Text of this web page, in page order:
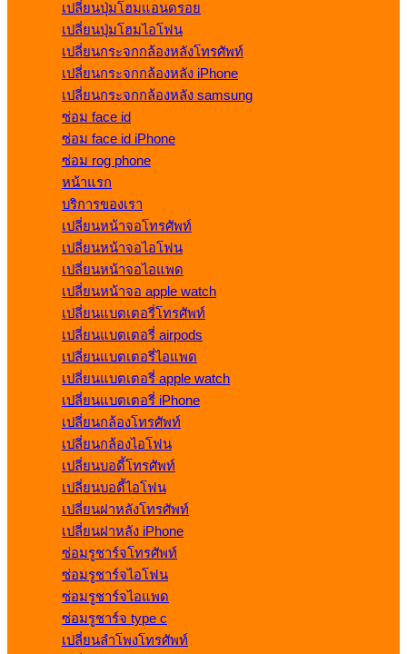
เปลี่ยนปุ่มโฮมแอนดรอย
เปลี่ยนปุ่มโฮมไอโฟน
เปลี่ยนกระจกกล้องหลังโทรศัพท์
เปลี่ยนกระจกกล้องหลัง iPhone
เปลี่ยนกระจกกล้องหลัง samsung
ซ่อม face id
ซ่อม face id iPhone
ซ่อม rog phone
หน้าแรก
บริการของเรา
เปลี่ยนหน้าจอโทรศัพท์
เปลี่ยนหน้าจอไอโฟน
เปลี่ยนหน้าจอไอแพด
เปลี่ยนหน้าจอ apple watch
เปลี่ยนแบตเตอรี่โทรศัพท์
เปลี่ยนแบตเตอรี่ airpods
เปลี่ยนแบตเตอรี่ไอแพด
เปลี่ยนแบตเตอรี่ apple watch
เปลี่ยนแบตเตอรี่ iPhone
เปลี่ยนกล้องโทรศัพท์
เปลี่ยนกล้องไอโฟน
เปลี่ยนบอดี้โทรศัพท์
เปลี่ยนบอดี้ไอโฟน
เปลี่ยนฝาหลังโทรศัพท์
เปลี่ยนฝาหลัง iPhone
ซ่อมรูชาร์จโทรศัพท์
ซ่อมรูชาร์จไอโฟน
ซ่อมรูชาร์จไอแพด
ซ่อมรูชาร์จ type c
เปลี่ยนลำโพงโทรศัพท์